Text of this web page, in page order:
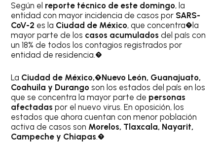
Según el reporte técnico de este domingo, la
entidad con mayor incidencia de casos por SARS-
CoV-2 es la Ciudad de México, que concentra�la
mayor parte de los casos acumulados del país con
un 18% de todos los contagios registrados por
entidad de residencia.�
La Ciudad de México,�Nuevo León, Guanajuato,
Coahuila y Durango son los estados del país en los
que se concentra la mayor parte de personas
afectadas por el nuevo virus. En oposición, los
estados que ahora cuentan con menor población
activa de casos son Morelos, Tlaxcala, Nayarit,
Campeche y Chiapas.�